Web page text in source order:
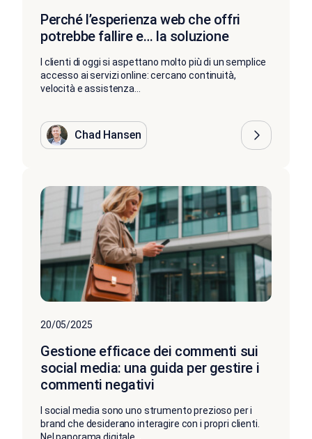
Perché l’esperienza web che offri
potrebbe fallire e… la soluzione
I clienti di oggi si aspettano molto più di un semplice
accesso ai servizi online: cercano continuità,
velocità e assistenza...
Chad Hansen
20/05/2025
Gestione efficace dei commenti sui
social media: una guida per gestire i
commenti negativi
I social media sono uno strumento prezioso per i
brand che desiderano interagire con i propri clienti.